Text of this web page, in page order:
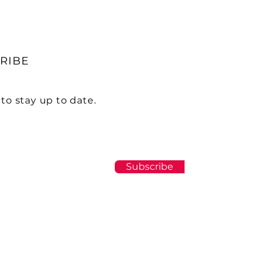
stay up to date.
Subscribe